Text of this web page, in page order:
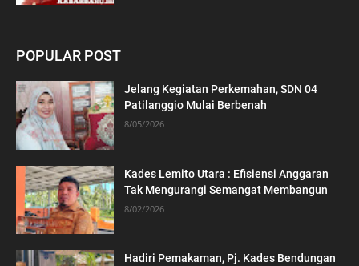
POPULAR POST
Jelang Kegiatan Perkemahan, SDN 04
Patilanggio Mulai Berbenah
8/05/2026
Kades Lemito Utara : Efisiensi Anggaran
Tak Mengurangi Semangat Membangun
8/02/2026
Hadiri Pemakaman, Pj. Kades Bendungan